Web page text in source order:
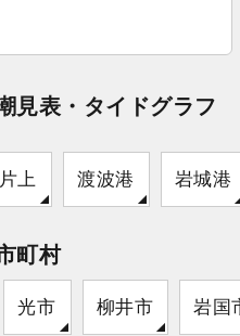
見表・タイドグラフ
片上 渡波港 岩城港
町村
光市 柳井市 岩国